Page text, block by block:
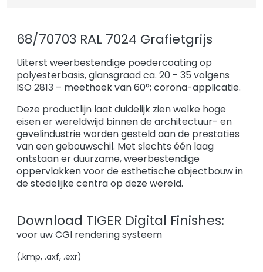
68/70703 RAL 7024 Grafietgrijs
Uiterst weerbestendige poedercoating op
polyesterbasis, glansgraad ca. 20 - 35 volgens
ISO 2813 – meethoek van 60°; corona-applicatie.
Deze productlijn laat duidelijk zien welke hoge
eisen er wereldwijd binnen de architectuur- en
gevelindustrie worden gesteld aan de prestaties
van een gebouwschil. Met slechts één laag
ontstaan er duurzame, weerbestendige
oppervlakken voor de esthetische objectbouw in
de stedelijke centra op deze wereld.
Download TIGER Digital Finishes:
voor uw CGI rendering systeem
(.kmp, .axf, .exr)